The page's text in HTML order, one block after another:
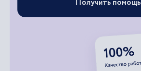
Получить помощь